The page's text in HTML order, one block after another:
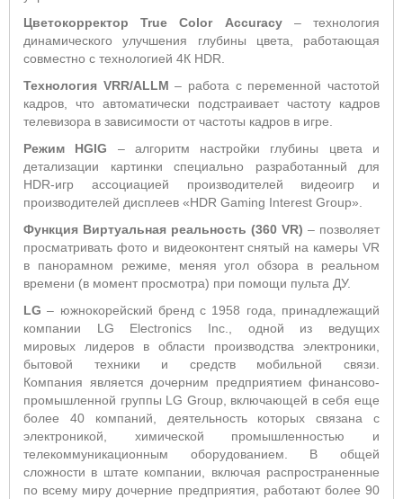
ЦветокорректорTrue Color Accuracy– технология
динамического улучшения глубины цвета, работающая
совместно с технологией 4К HDR.
Технология VRR/ALLM – работа с переменной частотой
кадров, что автоматически подстраивает частоту кадров
телевизора в зависимости от частоты кадров в игре.
Режим HGIG – алгоритм настройки глубины цвета и
детализации картинки специально разработанный для
HDR-игр ассоциацией производителей видеоигр и
производителей дисплеев «HDR Gaming Interest Group».
Функция Виртуальная реальность (360 VR) – позволяет
просматривать фото и видеоконтент снятый на камеры VR
в панорамном режиме, меняя угол обзора в реальном
времени (в момент просмотра) при помощи пульта ДУ.
LG – южнокорейский бренд с 1958 года, принадлежащий
компании LG Electronics Inc., одной из ведущих
мировых лидеров в области производства электроники,
бытовой техники и средств мобильной связи.
Компания является дочерним предприятием финансово-
промышленной группы LG Group, включающей в себя еще
более 40 компаний, деятельность которых связана с
электроникой, химической промышленностью и
телекоммуникационным оборудованием. В общей
сложности в штате компании, включая распространенные
по всему миру дочерние предприятия, работают более 90